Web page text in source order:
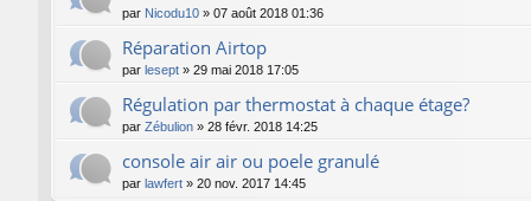
par Nicodu10 » 07 août 2018 01:36
Réparation Airtop
par lesept » 29 mai 2018 17:05
Régulation par thermostat à chaque étage?
par Zébulion » 28 févr. 2018 14:25
console air air ou poele granulé
par lawfert » 20 nov. 2017 14:45